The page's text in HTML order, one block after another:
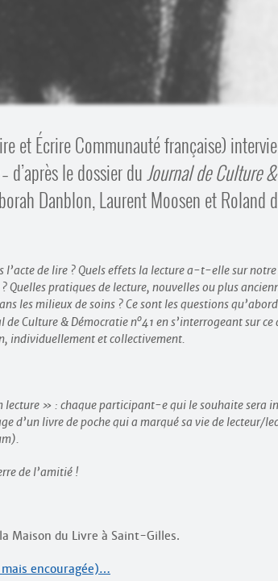
et Écrire Communauté française)
d’après le dossier duJournal de Culture
Danblon, Laurent Moosen et Roland
l’acte de lire ? Quels effets la lecture a-t-elle sur notre
Quelles pratiques de lecture, nouvelles ou plus
les milieux de soins ? Ce sont les questions
de Culture & Démocratie no41 en s’interrogeant sur ce
individuellement et collectivement.
lecture » : chaque participant-e qui le souhaite sera
d’un livre de poche qui a marqué sa vie de lecteur/
de l’amitié !
Maison du Livre à Saint-Gilles.
encouragée)…